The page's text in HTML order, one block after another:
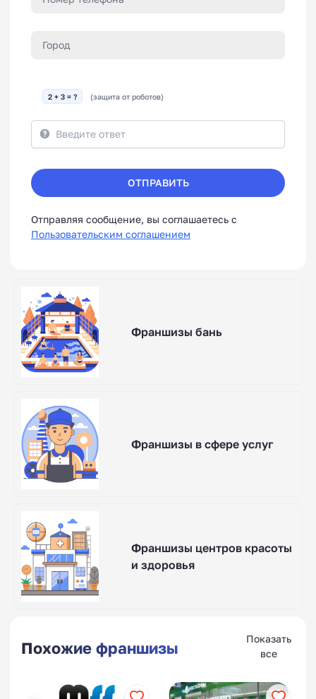
2 + 3 = ? (защита от роботов)
ОТПРАВИТЬ
Отправляя сообщение, вы соглашаетесь с
Пользовательским соглашением
Франшизы бань
Франшизы в сфере услуг
Франшизы центров красоты
и здоровья
Похожие франшизы
Показать
все